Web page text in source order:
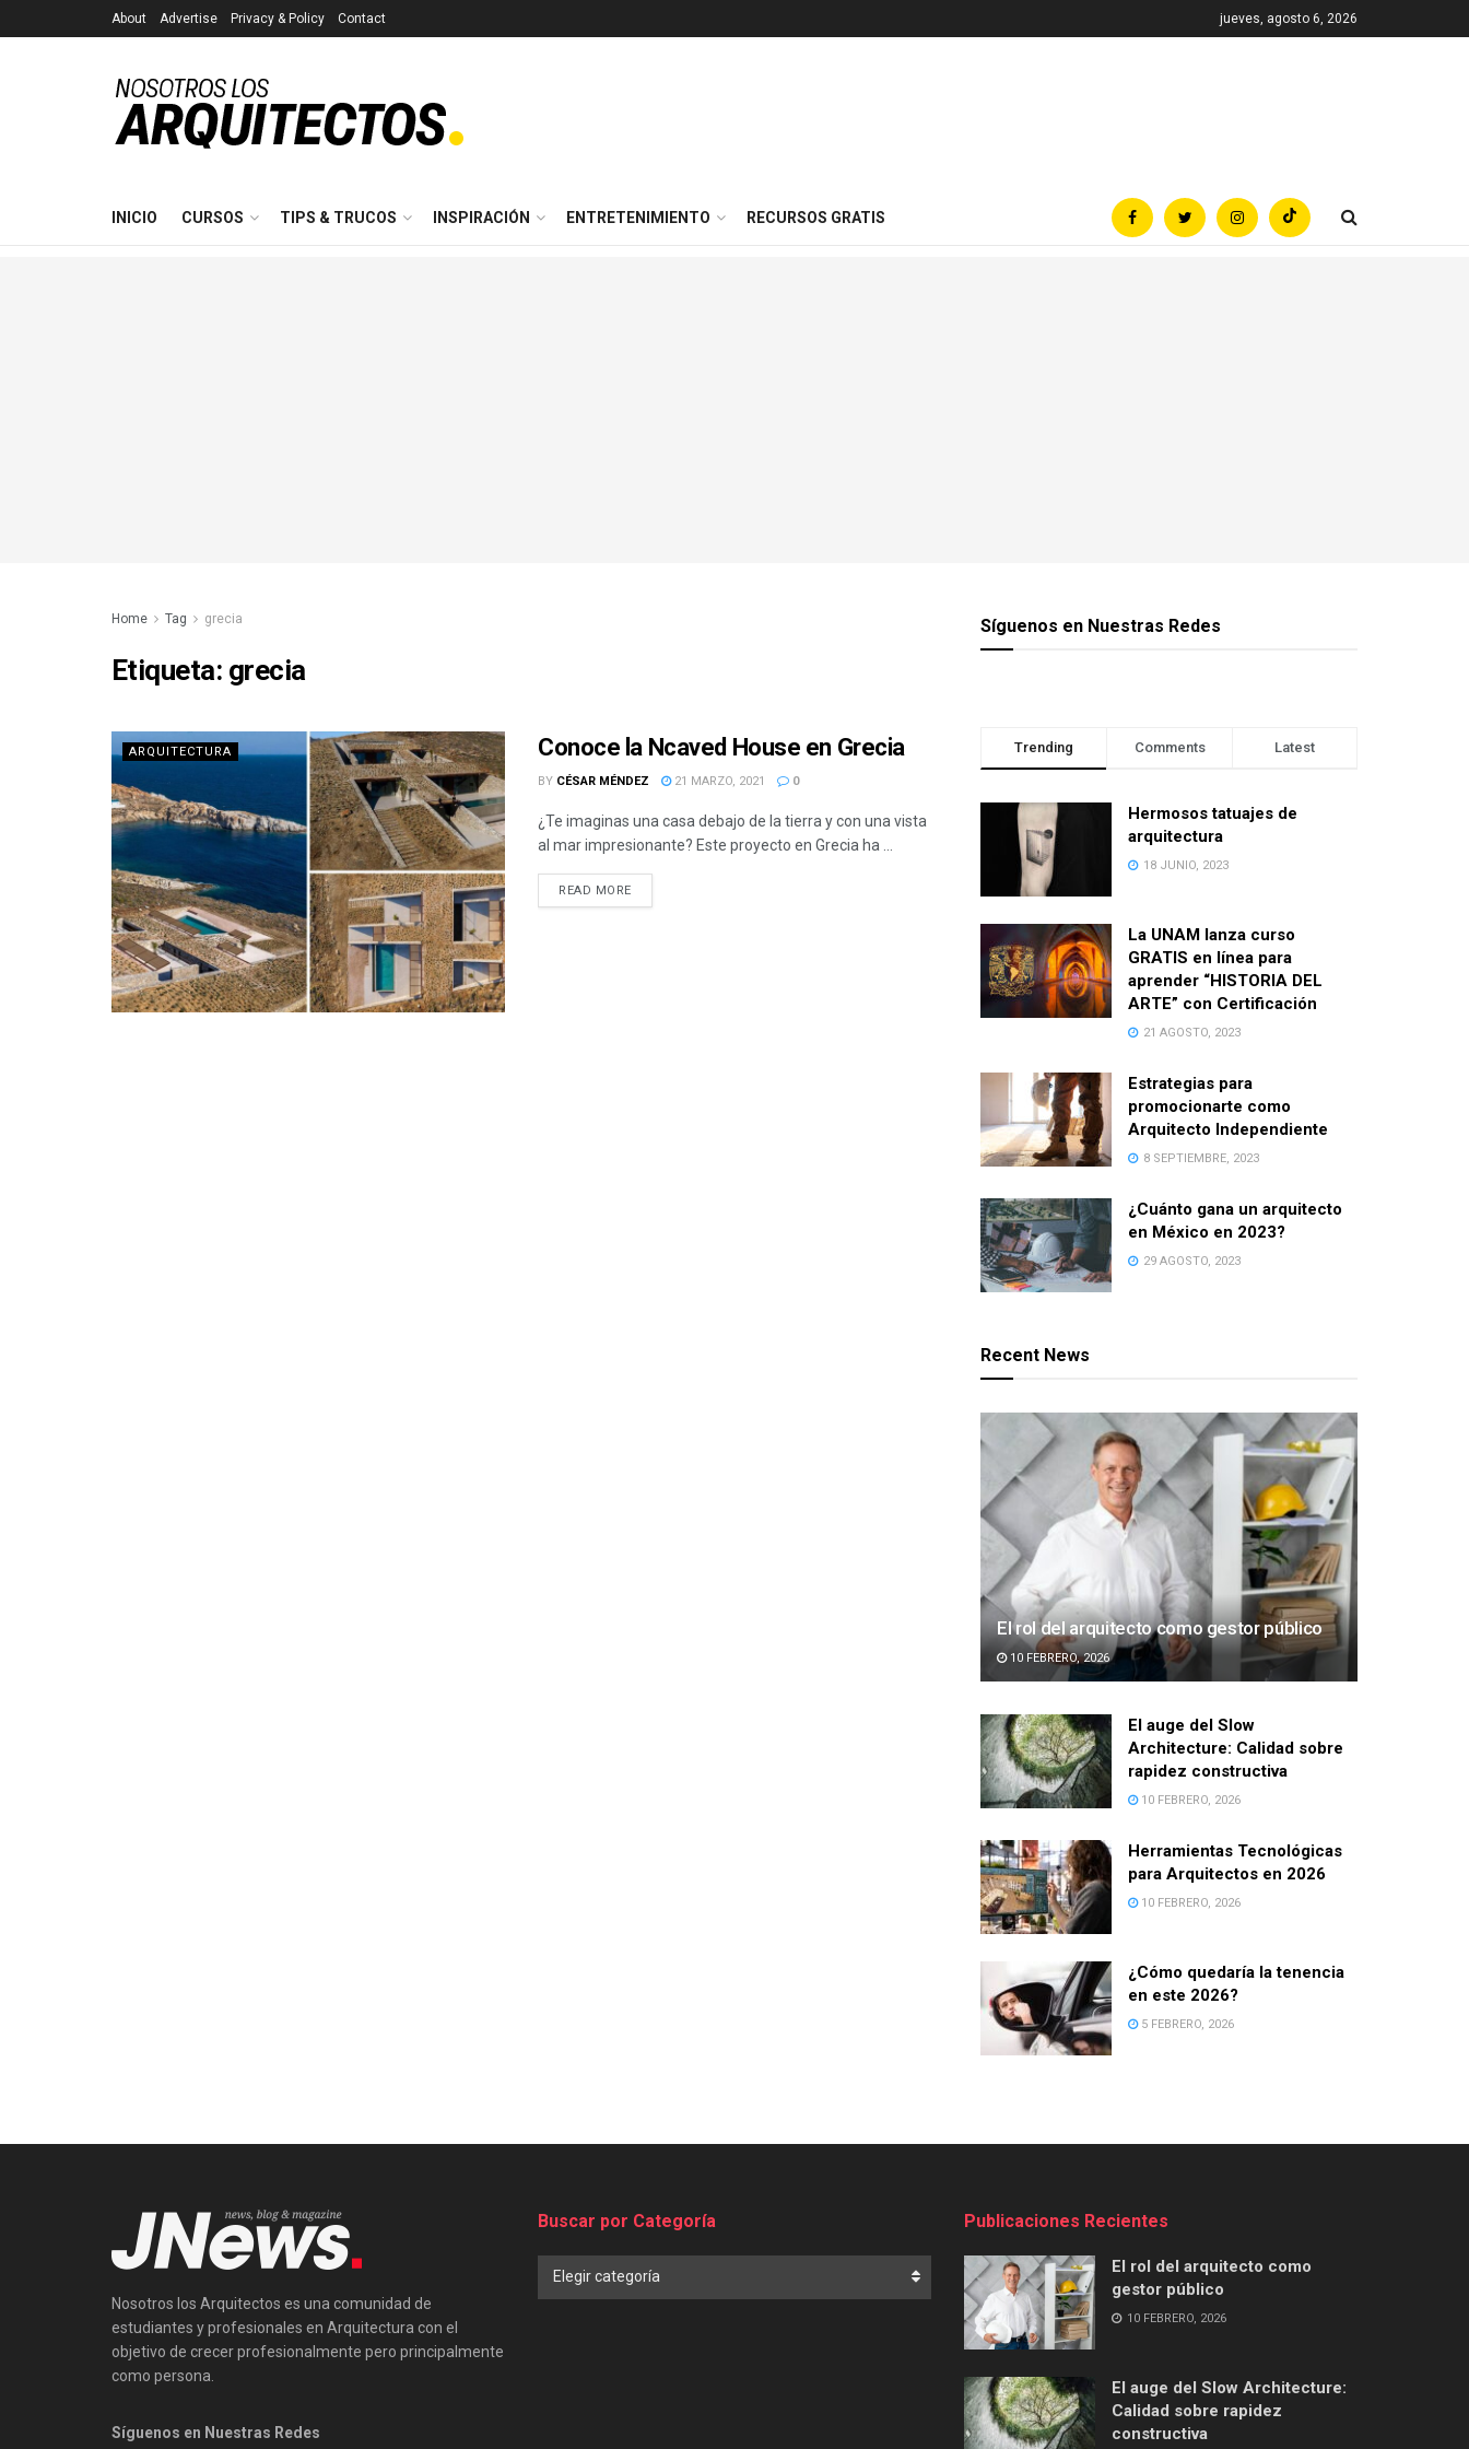
About Advertise Privacy & Policy Contact jueves, agosto 6, 2026
INICIO CURSOS TIPS & TRUCOS INSPIRACIÓN ENTRETENIMIENTO RECURSOS GRATIS
Home Tag grecia
Etiqueta: grecia
ARQUITECTURA Conoce la Ncaved House en Grecia
BY CÉSAR MÉNDEZ 21 MARZO, 2021 0
¿Te imaginas una casa debajo de la tierra y con una vista
al mar impresionante? Este proyecto en Grecia ha ...
READ MORE
Síguenos en Nuestras Redes
Trending Comments Latest
Hermosos tatuajes de
arquitectura
18 JUNIO, 2023
La UNAM lanza curso
GRATIS en línea para
aprender “HISTORIA DEL
ARTE” con Certificación
21 AGOSTO, 2023
Estrategias para
promocionarte como
Arquitecto Independiente
8 SEPTIEMBRE, 2023
¿Cuánto gana un arquitecto
en México en 2023?
29 AGOSTO, 2023
Recent News
El rol del arquitecto como gestor público
10 FEBRERO, 2026
El auge del Slow
Architecture: Calidad sobre
rapidez constructiva
10 FEBRERO, 2026
Herramientas Tecnológicas
para Arquitectos en 2026
10 FEBRERO, 2026
¿Cómo quedaría la tenencia
en este 2026?
5 FEBRERO, 2026
Nosotros los Arquitectos es una comunidad de
estudiantes y profesionales en Arquitectura con el
objetivo de crecer profesionalmente pero principalmente
como persona.
Síguenos en Nuestras Redes
Buscar por Categoría
Buscar
Elegir categoría
Publicaciones Recientes
El rol del arquitecto como
gestor público
10 FEBRERO, 2026
El auge del Slow Architecture:
Calidad sobre rapidez
constructiva